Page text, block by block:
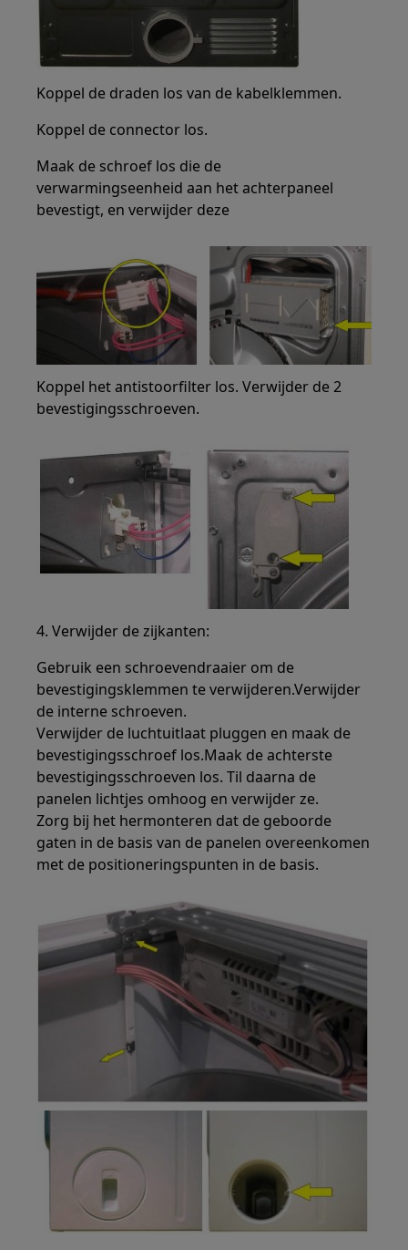
Koppel de draden los van de kabelklemmen.
Koppel de connector los.
Maak de schroef los die de
verwarmingseenheid aan het achterpaneel
bevestigt, en verwijder deze
Koppel het antistoorfilter los. Verwijder de 2
bevestigingsschroeven.
4. Verwijder de zijkanten:
Gebruik een schroevendraaier om de
bevestigingsklemmen te verwijderen.Verwijder
de interne schroeven.
Verwijder de luchtuitlaat pluggen en maak de
bevestigingsschroef los.Maak de achterste
bevestigingsschroeven los. Til daarna de
panelen lichtjes omhoog en verwijder ze.
Zorg bij het hermonteren dat de geboorde
gaten in de basis van de panelen overeenkomen
met de positioneringspunten in de basis.